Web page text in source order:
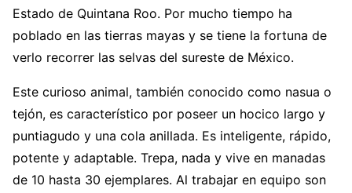
Estado de Quintana Roo. Por mucho tiempo ha
poblado en las tierras mayas y se tiene la fortuna de
verlo recorrer las selvas del sureste de México.
Este curioso animal, también conocido como nasua o
tejón, es característico por poseer un hocico largo y
puntiagudo y una cola anillada. Es inteligente, rápido,
potente y adaptable. Trepa, nada y vive en manadas
de 10 hasta 30 ejemplares. Al trabajar en equipo son